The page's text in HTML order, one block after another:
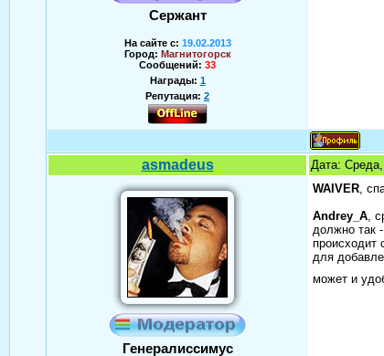
Сержант
На сайте с: 19.02.2013
Город: Магнитогорск
Сообщений: 33
Награды: 1
Репутация: 2
asmadeus Дата:
Генералиссимус
WAIVER,
Andrey_A,
должно так
происходит
для
может и